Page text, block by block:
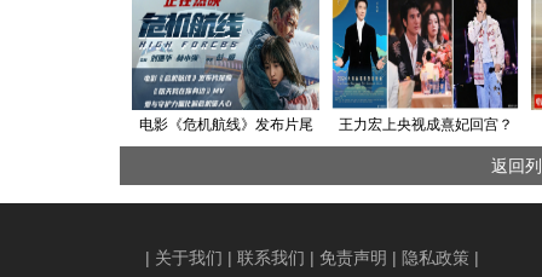
电影《危机航线》发布片尾
与守护力量化解危机暖人心
王力宏上央视成熹妃回宫？
天王还是那个是天王！
返回
| 关于我们 | 联系我们 | 免责声明 | 隐私政策 |